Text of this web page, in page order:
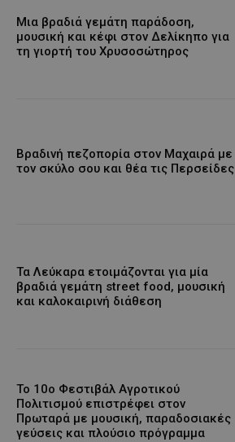
Μια βραδιά γεμάτη παράδοση,
μουσική και κέφι στον Δελίκηπο για
τη γιορτή του Χρυσοσώτηρος
Βραδινή πεζοπορία στον Μαχαιρά με
τον σκύλο σου και θέα τις Περσείδες
Τα Λεύκαρα ετοιμάζονται για μία
βραδιά γεμάτη street food, μουσική
και καλοκαιρινή διάθεση
Το 10ο Φεστιβάλ Αγροτικού
Πολιτισμού επιστρέφει στον
Πρωταρά με μουσική, παραδοσιακές
γεύσεις και πλούσιο πρόγραμμα